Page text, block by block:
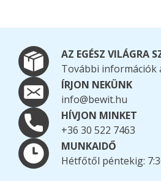
AZ EGÉSZ VILÁGRA
További információk
ÍRJON NEKÜNK
info@bewit.hu
HÍVJON MINKET
+36 30 522 7463
MUNKAIDŐ
Hétfőtől péntekig: